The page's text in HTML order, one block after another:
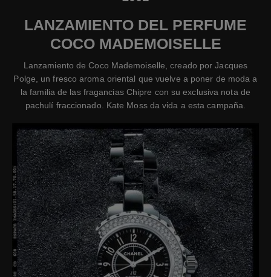
LANZAMIENTO DEL PERFUME
COCO MADEMOISELLE
Lanzamiento de Coco Mademoiselle, creado por Jacques
Polge, un fresco aroma oriental que vuelve a poner de moda a
la familia de las fragancias Chipre con su exclusiva nota de
pachulí fraccionado. Kate Moss da vida a esta campaña.